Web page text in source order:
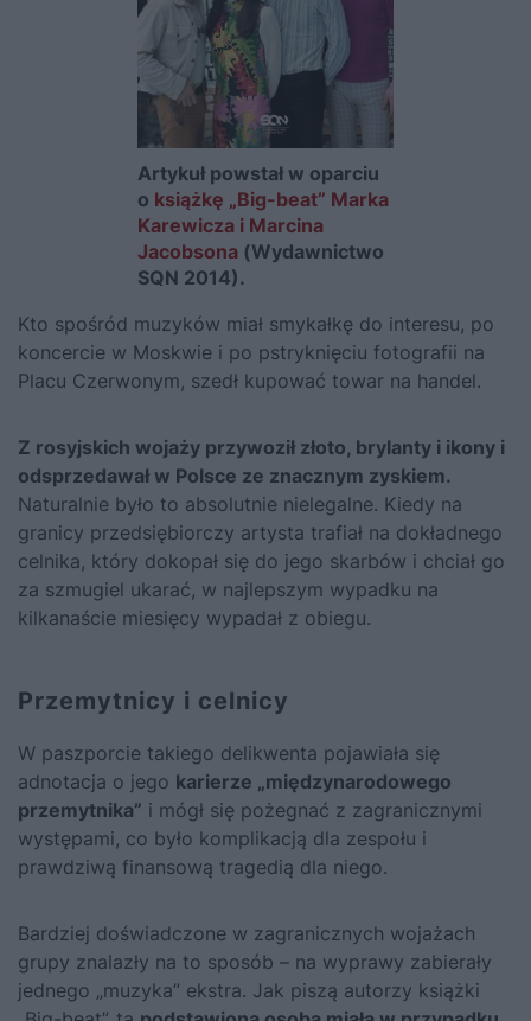
Artykuł powstał w oparciu
o książkę „Big-beat” Marka
Karewicza i Marcina
Jacobsona (Wydawnictwo
SQN 2014).
Kto spośród muzyków miał smykałkę do interesu, po
koncercie w Moskwie i po pstryknięciu fotografii na
Placu Czerwonym, szedł kupować towar na handel.
Z rosyjskich wojaży przywoził złoto, brylanty i ikony i
odsprzedawał w Polsce ze znacznym zyskiem.
Naturalnie było to absolutnie nielegalne. Kiedy na
granicy przedsiębiorczy artysta trafiał na dokładnego
celnika, który dokopał się do jego skarbów i chciał go
za szmugiel ukarać, w najlepszym wypadku na
kilkanaście miesięcy wypadał z obiegu.
Przemytnicy i celnicy
W paszporcie takiego delikwenta pojawiała się
adnotacja o jego karierze „międzynarodowego
przemytnika” i mógł się pożegnać z zagranicznymi
występami, co było komplikacją dla zespołu i
prawdziwą finansową tragedią dla niego.
Bardziej doświadczone w zagranicznych wojażach
grupy znalazły na to sposób – na wyprawy zabierały
jednego „muzyka” ekstra. Jak piszą autorzy książki